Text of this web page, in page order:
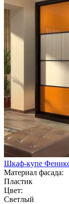
Шкаф-купе
Материал фасада:
Пластик
Цвет:
Светлый